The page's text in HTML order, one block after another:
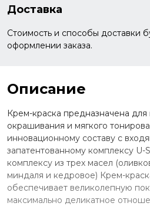
Доставка
Стоимость и способы доставки
оформлении заказа.
Описание
Крем-краска предназначена
окрашивания и мягкого
инновационному составу с
запатентованному комплексу U-
комплексу из трех масел
миндаля и кедровое) Крем-
обеспечивает великолепную
максимально деликатное